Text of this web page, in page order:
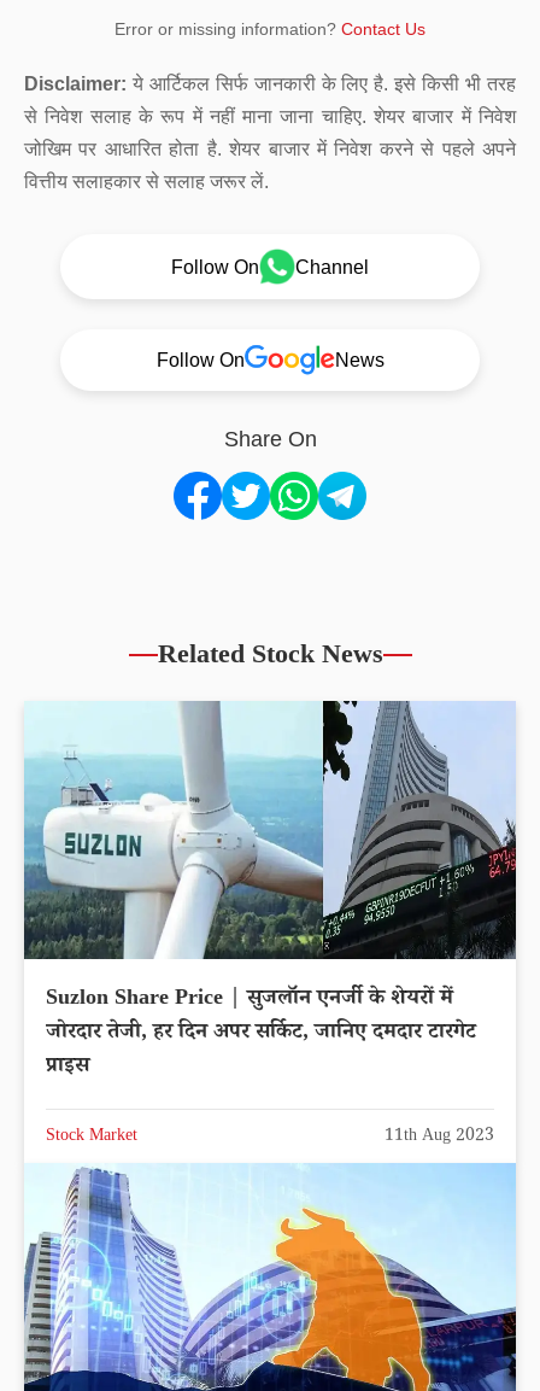
Error or missing information? Contact Us
Disclaimer: ये आर्टिकल सिर्फ जानकारी के लिए है. इसे किसी भी तरह
से निवेश सलाह के रूप में नहीं माना जाना चाहिए. शेयर बाजार में निवेश
जोखिम पर आधारित होता है. शेयर बाजार में निवेश करने से पहले अपने
वित्तीय सलाहकार से सलाह जरूर लें.
Follow On Channel
Follow On News
Share On
Related Stock News
Suzlon Share Price | सुजलॉन एनर्जी के शेयरों में
जोरदार तेजी, हर दिन अपर सर्किट, जानिए दमदार टारगेट
प्राइस
Stock Market 11th Aug 2023